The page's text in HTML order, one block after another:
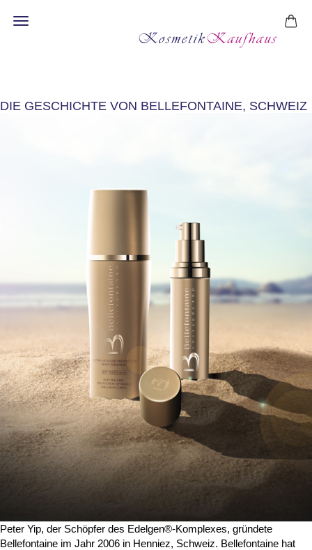
DIE GESCHICHTE VON BELLEFONTAINE, SCHWEIZ
Peter Yip, der Schöpfer des Edelgen®-Komplexes, gründete
Bellefontaine im Jahr 2006 in Henniez, Schweiz. Bellefontaine hat